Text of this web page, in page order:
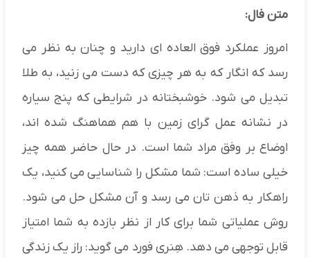
متن فال:
امروز عملکرد فوق العاده ای دارید و چنان به نظر می
رسد که انگار که به هر چیزی که دست می زنید، به طلا
تبدیل می شود. خوشبختانه در شرایطی که پنج سیاره
در نشانه عمل گرای زمین با هم هماهنگ شده اند،
اوضاع بر وفق مراد شما است. در حال حاضر همه چیز
خیلی ساده است: شما مشکل را شناسایی می کنید، یک
راهکار به ذهن تان می رسد و آن مشکل حل می شود.
روش عملیاتی شما برای کار از نظر بازده به شما امتیاز
قابل توجهی می دهد. هِنری فورد می گوید: راز یک زندگی